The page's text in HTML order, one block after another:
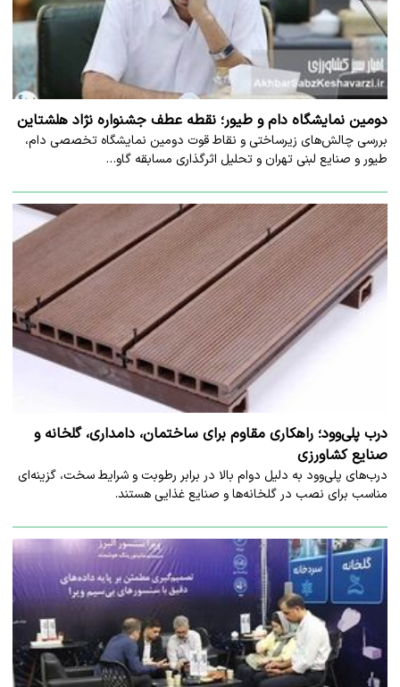
دومین نمایشگاه دام و طیور؛ نقطه عطف جشنواره نژاد هلشتاین
بررسی چالش‌های زیرساختی و نقاط قوت دومین نمایشگاه تخصصی دام،
طیور و صنایع لبنی تهران و تحلیل اثرگذاری مسابقه گاو…
درب پلی‌وود؛ راهکاری مقاوم برای ساختمان، دامداری، گلخانه و
صنایع کشاورزی
درب‌های پلی‌وود به دلیل دوام بالا در برابر رطوبت و شرایط سخت، گزینه‌ای
مناسب برای نصب در گلخانه‌ها و صنایع غذایی هستند.